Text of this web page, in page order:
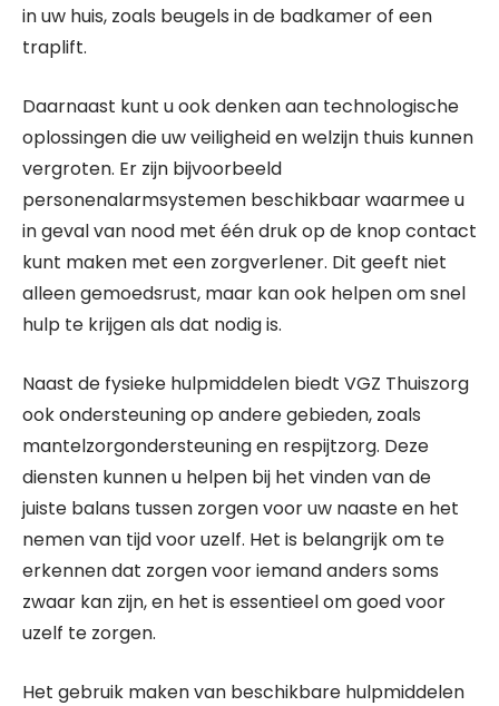
in uw huis, zoals beugels in de badkamer of een
traplift.
Daarnaast kunt u ook denken aan technologische
oplossingen die uw veiligheid en welzijn thuis kunnen
vergroten. Er zijn bijvoorbeeld
personenalarmsystemen beschikbaar waarmee u
in geval van nood met één druk op de knop contact
kunt maken met een zorgverlener. Dit geeft niet
alleen gemoedsrust, maar kan ook helpen om snel
hulp te krijgen als dat nodig is.
Naast de fysieke hulpmiddelen biedt VGZ Thuiszorg
ook ondersteuning op andere gebieden, zoals
mantelzorgondersteuning en respijtzorg. Deze
diensten kunnen u helpen bij het vinden van de
juiste balans tussen zorgen voor uw naaste en het
nemen van tijd voor uzelf. Het is belangrijk om te
erkennen dat zorgen voor iemand anders soms
zwaar kan zijn, en het is essentieel om goed voor
uzelf te zorgen.
Het gebruik maken van beschikbare hulpmiddelen